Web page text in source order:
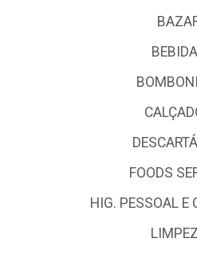
FOODS
HIG. PESSOAL E